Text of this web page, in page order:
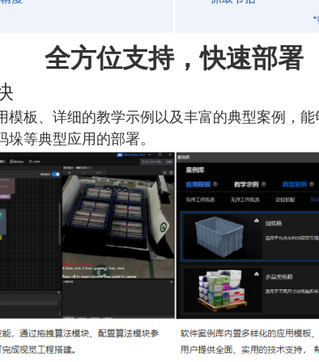
全方位支持，快速部署
模板、详细的教学示例以及丰富的典型案例，
等典型应用的部署。